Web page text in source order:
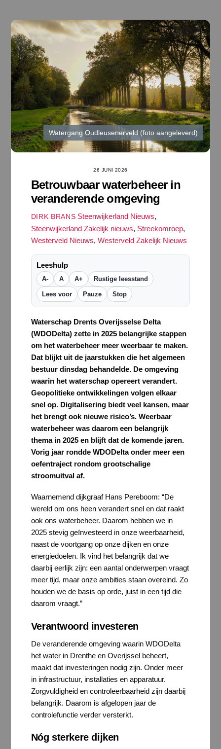
inhoud
Watergang Oudleusenerveld (foto aangeleverd)
26 JUNI 2026
Betrouwbaar waterbeheer in
veranderende omgeving
DIRK BRANS Steenwijkerland Nieuws,
Steenwijkerland Zakelijk nieuws, Streekomroep,
Westerveld Nieuws, Westerveld Zakelijk Nieuws
Leeshulp
A- A A+ Rustige leesstand
Lees voor Pauze Stop
Waterschap Drents Overijsselse Delta
(WDODelta) zette in 2025 belangrijke stappen
om het waterbeheer meer weerbaar te maken.
Dat blijkt uit de jaarstukken die het algemeen
bestuur dinsdag behandelde. De omgeving
waarin het waterschap opereert verandert.
Geopolitieke ontwikkelingen volgen elkaar
snel op. Digitalisering biedt veel kansen, maar
het brengt ook nieuwe risico’s. Weerbaar
waterbeheer was daarom een belangrijk
thema in 2025 en blijft dat de komende jaren.
Vorig jaar rondde WDODelta onder meer een
oefentraject rondom grootschalige
stroomuitval af.
Waarnemend dijkgraaf Hans Pereboom: “De
wereld om ons heen verandert snel en dat raakt
ook ons waterbeheer. Daarom hebben we in
2025 stevig geïnvesteerd in onze weerbaarheid,
naast de voortgang op onze dijken en onze
energiedoelen. Ik vind het belangrijk dat we
daarbij eerlijk zijn: een aantal onderwerpen vraagt
meer tijd, maar onze ambities staan overeind. Zo
houden we de basis op orde, juist in een tijd die
daarom vraagt.”
Verantwoord investeren
De veranderende omgeving waarin WDODelta
het water in Drenthe en Overijssel beheert,
maakt dat investeringen nodig zijn. Onder meer
in infrastructuur, installaties en apparatuur.
Zorgvuldigheid en controleerbaarheid zijn daarbij
belangrijk. Daarom is afgelopen jaar de
controlefunctie verder versterkt.
Nóg sterkere dijken